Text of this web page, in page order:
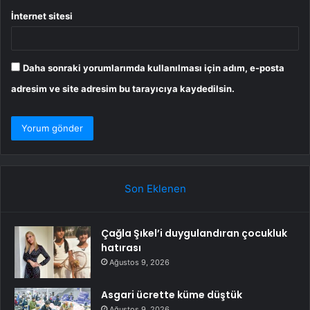
İnternet sitesi
Daha sonraki yorumlarımda kullanılması için adım, e-posta
adresim ve site adresim bu tarayıcıya kaydedilsin.
Son Eklenen
Çağla Şıkel’i duygulandıran çocukluk
hatırası
Ağustos 9, 2026
Asgari ücrette küme düştük